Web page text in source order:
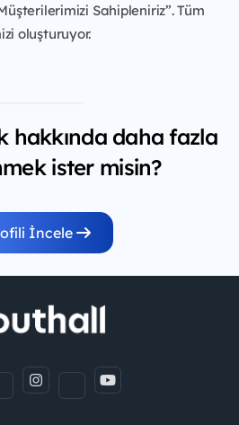
Sahipleniriz”. Tüm
oluşturuyor.
hakkında daha fazla
ister misin?
İncele